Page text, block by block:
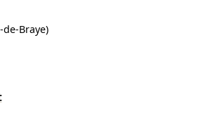
Braye)